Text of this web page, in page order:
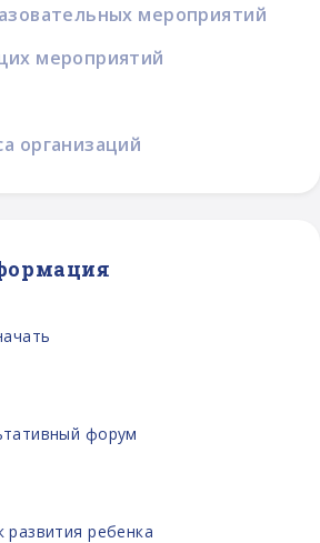
мероприятий
мероприятий
организаций
форум
развития ребенка